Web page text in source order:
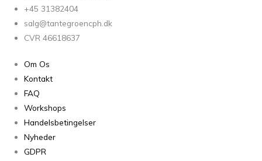
+45 31382404
salg@tantegroencph.dk
CVR 46618637
Om Os
Kontakt
FAQ
Workshops
Handelsbetingelser
Nyheder
GDPR